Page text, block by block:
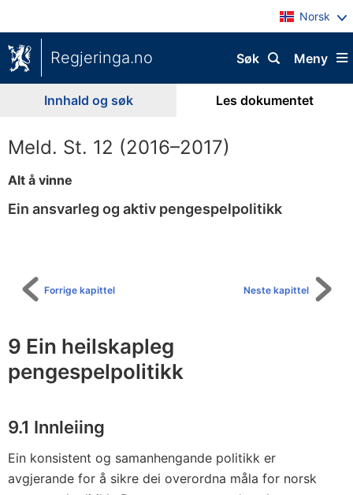
Norsk
Regjeringa.no Meny
Søk
Innhald og søk Les dokumentet
Meld. St. 12 (2016–2017)
Alt å vinne
Ein ansvarleg og aktiv pengespelpolitikk
Neste kapittel
Forrige kapittel
9 Ein heilskapleg
pengespelpolitikk
9.1 Innleiing
Ein konsistent og samanhengande politikk er
avgjerande for å sikre dei overordna måla for norsk